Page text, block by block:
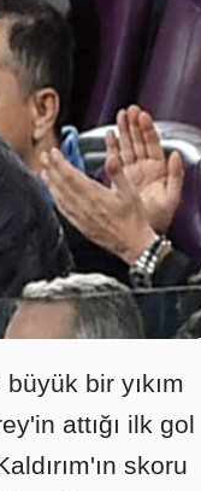
bir yıkım
attığı ilk gol
skoru